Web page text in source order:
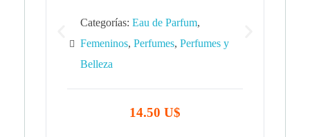
Categorías: Eau de Parfum,
Femeninos, Perfumes, Perfumes y
Belleza
14.50 U$